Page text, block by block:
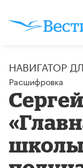
НАВИГАТОР
Расшифровка
школы